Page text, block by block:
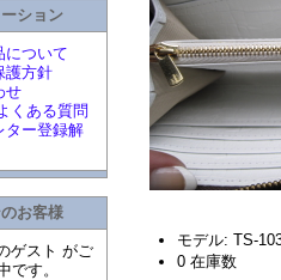
ション
について
護方針
せ
くある質問
ター登録解
お客様
ゲスト がご
です。
モデル: TS-
0 在庫数